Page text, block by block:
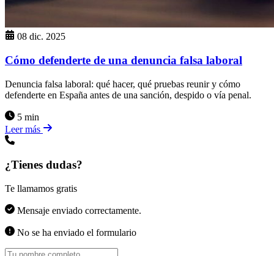
08 dic. 2025
Cómo defenderte de una denuncia falsa laboral
Denuncia falsa laboral: qué hacer, qué pruebas reunir y cómo
defenderte en España antes de una sanción, despido o vía penal.
5 min
Leer más
¿Tienes dudas?
Te llamamos gratis
Mensaje enviado correctamente.
No se ha enviado el formulario